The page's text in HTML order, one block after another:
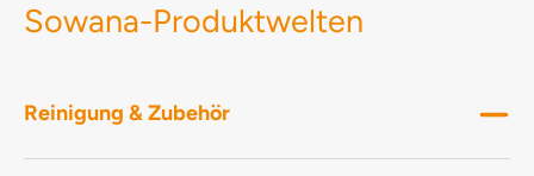
Sowana-Produktwelten
Reinigung & Zubehör